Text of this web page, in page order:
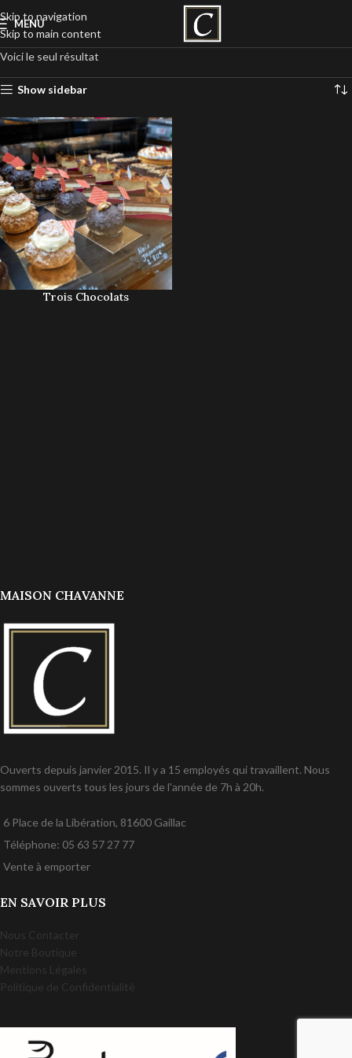
Skip to navigation
Skip to main content
MENU
Voici le seul résultat
Show sidebar
Trois Chocolats
MAISON CHAVANNE
Ouverts depuis janvier 2015. Il y a 15 employés qui travaillent. Nous
sommes ouverts tous les jours de l'année de 7h à 20h.
6 Place de la Libération, 81600 Gaillac
Téléphone: 05 63 57 27 77
Vente à emporter
EN SAVOIR PLUS
Nous Contacter
Notre Boutique
Mentions Légales
Politique de Confidentialité